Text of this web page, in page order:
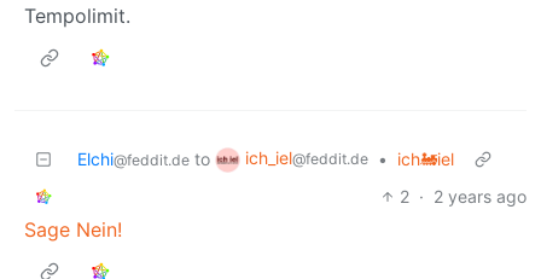
Tempolimit.
Elchi@feddit.de to ich_iel@feddit.de •
ich🚂iel
2 · 2 years ago
Sage Nein!